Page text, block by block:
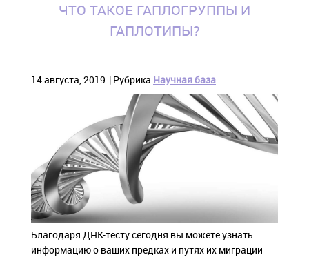
ЧТО ТАКОЕ ГАПЛОГРУППЫ И
ГАПЛОТИПЫ?
14 августа, 2019 Рубрика Научная база
Благодаря ДНК-тесту сегодня вы можете узнать
информацию о ваших предках и путях их миграции